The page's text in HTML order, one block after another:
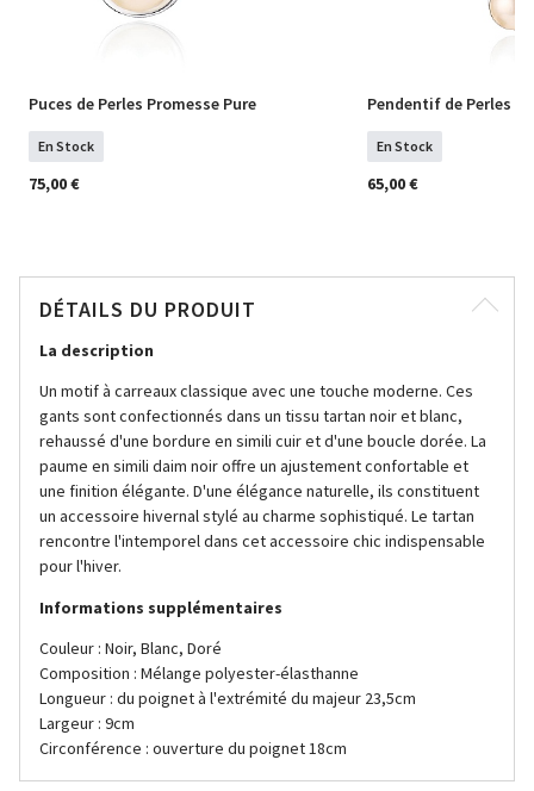
Puces de Perles Promesse Pure
En Stock
75,00 €
Pendentif de Perles
En Stock
65,00 €
DÉTAILS DU PRODUIT
La description
Un motif à carreaux classique avec une touche moderne. Ces
gants sont confectionnés dans un tissu tartan noir et blanc,
rehaussé d'une bordure en simili cuir et d'une boucle dorée. La
paume en simili daim noir offre un ajustement confortable et
une finition élégante. D'une élégance naturelle, ils constituent
un accessoire hivernal stylé au charme sophistiqué. Le tartan
rencontre l'intemporel dans cet accessoire chic indispensable
pour l'hiver.
Informations supplémentaires
Couleur : Noir, Blanc, Doré
Composition : Mélange polyester-élasthanne
Longueur : du poignet à l'extrémité du majeur 23,5cm
Largeur : 9cm
Circonférence : ouverture du poignet 18cm